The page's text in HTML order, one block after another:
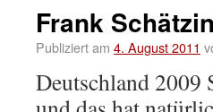
Frank
Publiziert am 4. August 2011
Deutschland 2009